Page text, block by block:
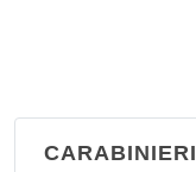
CARABINIERI